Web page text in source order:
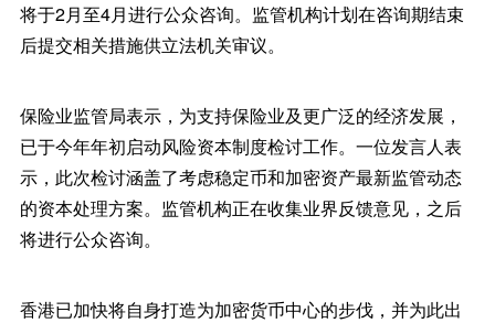
将于2月至4月进行公众咨询。监管机构计划在咨询期结束
后提交相关措施供立法机关审议。
保险业监管局表示，为支持保险业及更广泛的经济发展，
已于今年年初启动风险资本制度检讨工作。一位发言人表
示，此次检讨涵盖了考虑稳定币和加密资产最新监管动态
的资本处理方案。监管机构正在收集业界反馈意见，之后
将进行公众咨询。
香港已加快将自身打造为加密货币中心的步伐，并为此出